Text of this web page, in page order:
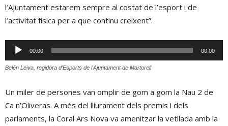
l’Ajuntament estarem sempre al costat de l’esport i de
l’activitat física per a que continu creixent”.
Reproductor
d'àudio
00:00 00:00
Belén Leiva, regidora d'Esports de l'Ajuntament de Martorell
Un miler de persones van omplir de gom a gom la Nau 2 de
Ca n’Oliveras. A més del lliurament dels premis i dels
parlaments, la Coral Ars Nova va amenitzar la vetllada amb la